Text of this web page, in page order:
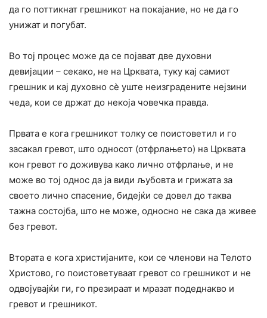
да го поттикнат грешникот на покајание, но не да го
унижат и погубат.
Во тој процес може да се појават две духовни
девијации – секако, не на Црквата, туку кај самиот
грешник и кај духовно сѐ уште неизградените нејзини
чеда, кои се држат до некоја човечка правда.
Првата е кога грешникот толку се поистоветил и го
засакал гревот, што односот (отфрлањето) на Црквата
кон гревот го доживува како лично отфрлање, и не
може во тој однос да ја види љубовта и грижата за
своето лично спасение, бидејќи се довел до таква
тажна состојба, што не може, односно не сака да живее
без гревот.
Втората е кога христијаните, кои се членови на Телото
Христово, го поистоветуваат гревот со грешникот и не
одвојувајќи ги, го презираат и мразат подеднакво и
гревот и грешникот.